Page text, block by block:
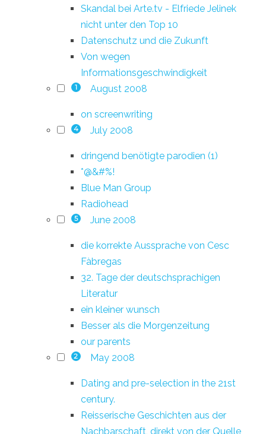
Skandal bei Arte.tv - Elfriede Jelinek
nicht unter den Top 10
Datenschutz und die Zukunft
Von wegen
Informationsgeschwindigkeit
1 August 2008
on screenwriting
4 July 2008
dringend benötigte parodien (1)
*@&#%!
Blue Man Group
Radiohead
5 June 2008
die korrekte Aussprache von Cesc
Fàbregas
32. Tage der deutschsprachigen
Literatur
ein kleiner wunsch
Besser als die Morgenzeitung
our parents
2 May 2008
Dating and pre-selection in the 21st
century.
Reisserische Geschichten aus der
Nachbarschaft, direkt von der Quelle